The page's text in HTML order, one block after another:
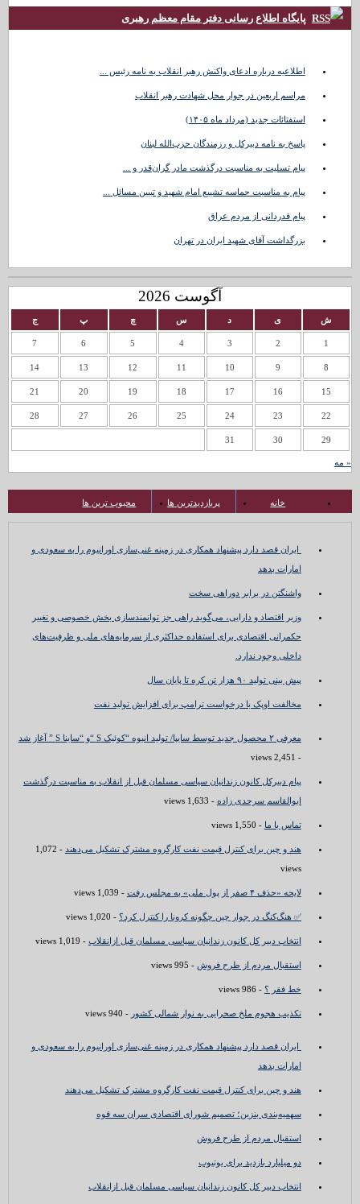
پایگاه اطلاع رسانی دفتر مقام معظم رهبری
اطلاعیه درباره ادعای واکنش رهبر انقلاب به نامه رئیس ...
مراسم اربعین در جوار محل شهادت رهبر انقلاب
استفتائات جدید (مرداد ماه ۱۴۰۵)
پاسخ به نامه دبیرکل و رزمندگان حزب‌الله لبنان
پیام تسلیت به مناسبت درگذشت مادر گران‌قدر و ...
پیام به مناسبت حماسه تشییع امام شهید و تبیین مسائل ...
پیام قدردانی از مردم عراق
بزرگداشت آقای شهید ایران در تهران
آگوست 2026
ش ی د س چ پ ج
1
2
3
4
5
6
7
8
9
10
11
12
13
14
15
16
17
18
19
20
21
22
23
24
25
26
27
28
29
30
31
« مه
خانه پربازدیدترین ها محبوب ترین ها
ایران قصد دارد پیشنهاد همکاری در زمینه غنی‌سازی اورانیوم را به سعودی و
امارات بدهد
واشنگتن در برابر دوراهی سخت
وزیر اقتصاد و دارایی، می‌گوید راهی جز توانمندسازی بخش خصوصی و تغییر
حکمرانی اقتصادی برای استفاده حداکثری از سرمایه‌های ملی و ظرفیت‌های
داخلی وجود ندارد.
پیش بینی تولید ۹۰ هزار تن کره تا پایان سال
مخالفت اوپک با درخواست ترامپ برای افزایش تولید نفت
معرفی ۲ محصول جدید توسط سایپا/ تولید انبوه “کوئیک S “و “ساینا S ” آغاز شد
- 2,451 views
پیام دبیرکل کانون زندانیان سیاسی مسلمان قبل از انقلاب به مناسبت درگذشت
ابوالقاسم سرحدی زاده - 1,633 views
تماس با ما - 1,550 views
هند و چین برای کنترل قیمت نفت کارگروه مشترک تشکیل می‌دهند
- 1,072
views
لایحه «حذف ۴ صفر از پول ملی» به مجلس رفت - 1,039 views
✅ هنگ‌کنگ در جوار چین چگونه کرونا را کنترل کرد؟ - 1,020 views
انتخاب دبیر کل کانون زندانیان سیاسی مسلمان قبل ازانقلاب - 1,019 views
استقبال مردم از طرح فروش - 995 views
خط فقر ؟ - 986 views
تکذیب هجوم ملخ صحرایی به نوار شمالی کشور - 940 views
ایران قصد دارد پیشنهاد همکاری در زمینه غنی‌سازی اورانیوم را به سعودی و
امارات بدهد
هند و چین برای کنترل قیمت نفت کارگروه مشترک تشکیل می‌دهند
سهمیه‌بندی بنزین؛ تصمیم شورای اقتصادی سران سه قوه
استقبال مردم از طرح فروش
دو میلیارد بازدید برای یوتیوب
انتخاب دبیر کل کانون زندانیان سیاسی مسلمان قبل ازانقلاب